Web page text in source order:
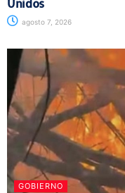
Unidos
agosto 7, 2026
GOBIERNO